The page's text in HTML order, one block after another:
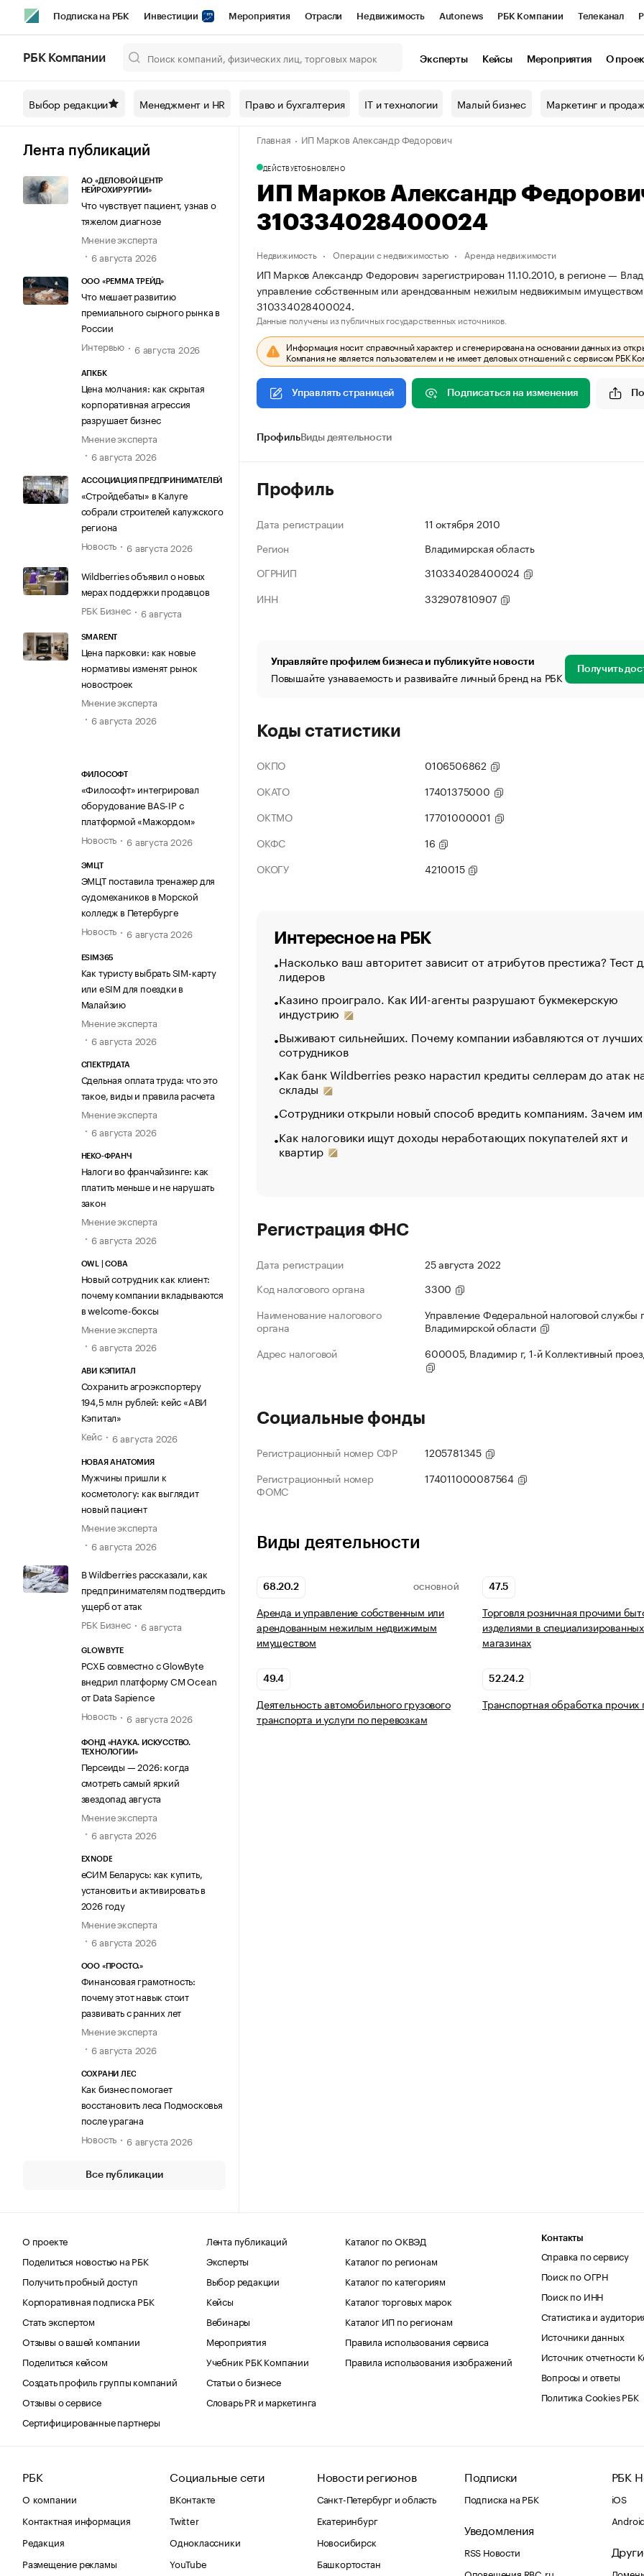
Подписка на РБК Инвестиции Мероприятия Отрасли Недвижимость Autonews РБК Компании Телеканал
Спецпроекты СПб Конференции СПб Спецпроекты Проверка контрагентов
Технологии и медиа Рынок наличной валюты
РБК Компании Эксперты Кейсы Мероприятия О
Выбор редакции Менеджмент и HR Право и бухгалтерия IT и технологии Малый бизнес Маркетинг и
Лента публикаций
АО «ДЕЛОВОЙ ЦЕНТР
НЕЙРОХИРУРГИИ»
Что чувствует пациент, узнав о
тяжелом диагнозе
Мнение эксперта
6 августа 2026
ООО «РЕММА ТРЕЙД»
Что мешает развитию
премиального сырного рынка в
России
Интервью
6 августа 2026
АПКБК
Цена молчания: как скрытая
корпоративная агрессия
разрушает бизнес
Мнение эксперта
6 августа 2026
АССОЦИАЦИЯ ПРЕДПРИНИМАТЕЛЕЙ
«Стройдебаты» в Калуге
собрали строителей калужского
региона
Новость
6 августа 2026
Wildberries объявил о новых
мерах поддержки продавцов
РБК Бизнес
6 августа
SMARENT
Цена парковки: как новые
нормативы изменят рынок
новостроек
Мнение эксперта
6 августа 2026
ФИЛОСОФТ
«Философт» интегрировал
оборудование BAS-IP с
платформой «Мажордом»
Новость
6 августа 2026
ЭМЦТ
ЭМЦТ поставила тренажер для
судомехаников в Морской
колледж в Петербурге
Новость
6 августа 2026
ESIM365
Как туристу выбрать SIM-карту
или eSIM для поездки в
Малайзию
Мнение эксперта
6 августа 2026
СПЕКТРДАТА
Сдельная оплата труда: что это
такое, виды и правила расчета
Мнение эксперта
6 августа 2026
НЕКО-ФРАНЧ
Налоги во франчайзинге: как
платить меньше и не нарушать
закон
Мнение эксперта
6 августа 2026
OWL | СОВА
Новый сотрудник как клиент:
почему компании вкладываются
в welcome-боксы
Мнение эксперта
6 августа 2026
АВИ КЭПИТАЛ
Сохранить агроэкспортеру
194,5 млн рублей: кейс «АВИ
Кэпитал»
Кейс
6 августа 2026
НОВАЯ АНАТОМИЯ
Мужчины пришли к
косметологу: как выглядит
новый пациент
Мнение эксперта
6 августа 2026
В Wildberries рассказали, как
предпринимателям подтвердить
ущерб от атак
РБК Бизнес
6 августа
GLOWBYTE
РСХБ совместно с GlowByte
внедрил платформу CM Ocean
от Data Sapience
Новость
6 августа 2026
ФОНД «НАУКА. ИСКУССТВО.
ТЕХНОЛОГИИ»
Персеиды — 2026: когда
смотреть самый яркий
звездопад августа
Мнение эксперта
6 августа 2026
EXNODE
еСИМ Беларусь: как купить,
установить и активировать в
2026 году
Мнение эксперта
6 августа 2026
ООО «ПРОСТО.»
Финансовая грамотность:
почему этот навык стоит
развивать с ранних лет
Мнение эксперта
6 августа 2026
СОХРАНИ ЛЕС
Как бизнес помогает
восстановить леса Подмосковья
после урагана
Новость
6 августа 2026
Все публикации
Главная ИП Марков Александр Федорович
ДЕЙСТВУЕТОБНОВЛЕНО
ИП Марков Александр
310334028400024
Недвижимость Операции с недвижимостью Аренда недвижимости
ИП Марков Александр Федорович зарегистрирован 11.10.2010, в регионе —
управление собственным или арендованным нежилым недвижимым
310334028400024.
Данные получены из публичных государственных источников.
Информация носит справочный характер и сгенерирована на основании данных из
Компания не является пользователем и не имеет деловых отношений с сервисом РБК
Управлять страницей Подписаться на изменения
ПрофильВиды деятельности
Профиль
Дата регистрации
11 октября 2010
Регион
Владимирская область
ОГРНИП
310334028400024
ИНН
332907810907
Управляйте профилем бизнеса и публикуйте новости
Повышайте узнаваемость и развивайте личный бренд на РБК Получить
Коды статистики
ОКПО
0106506862
ОКАТО
17401375000
ОКТМО
17701000001
ОКФС
16
ОКОГУ
4210015
Интересное на РБК
Насколько ваш авторитет зависит от атрибутов престижа? Тест
лидеров
Казино проиграло. Как ИИ-агенты разрушают букмекерскую
индустрию
Выживают сильнейших. Почему компании избавляются от лучших
сотрудников
Как банк Wildberries резко нарастил кредиты селлерам до атак
склады
Сотрудники открыли новый способ вредить компаниям. Зачем
Как налоговики ищут доходы неработающих покупателей яхт и
квартир
Регистрация ФНС
Дата регистрации
25 августа 2022
Код налогового органа
3300
Наименование налогового
органа
Управление Федеральной налоговой службы
Владимирской области
Адрес налоговой
600005, Владимир г, 1-й Коллективный
Социальные фонды
Регистрационный номер СФР
1205781345
Регистрационный номер
ФОМС
174011000087564
Виды деятельности
68.20.2 ОСНОВНОЙ
Аренда и управление собственным или
арендованным нежилым недвижимым
имуществом
47.5
Торговля розничная прочими
изделиями в специализированных
магазинах
49.4
Деятельность автомобильного грузового
транспорта и услуги по перевозкам
52.24.2
Транспортная обработка прочих
О проекте
Поделиться новостью на РБК
Получить пробный доступ
Корпоративная подписка РБК
Стать экспертом
Отзывы о вашей компании
Поделиться кейсом
Создать профиль группы компаний
Отзывы о сервисе
Сертифицированные партнеры
Лента публикаций
Эксперты
Выбор редакции
Кейсы
Вебинары
Мероприятия
Учебник РБК Компании
Статьи о бизнесе
Словарь PR и маркетинга
Каталог по ОКВЭД
Каталог по регионам
Каталог по категориям
Каталог торговых марок
Каталог ИП по регионам
Правила использования сервиса
Правила использования изображений
Контакты
Справка по сервису
Поиск по ОГРН
Поиск по ИНН
Статистика и
Источники данных
Источник отчетности
Вопросы и ответы
Политика Cookies РБК
РБК
О компании
Контактная информация
Редакция
Размещение рекламы
Социальные сети
ВКонтакте
Twitter
Одноклассники
YouTube
Новости регионов
Санкт-Петербург и область
Екатеринбург
Новосибирск
Башкортостан
Подписки
Подписка на РБК
Уведомления
RSS Новости
Оповещения RBC.ru
РБК
iOS